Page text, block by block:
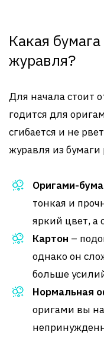
Какая
журавля?
Для начала стоит
годится для
сгибается и не
журавля из
Оригами-
тонкая и
яркий цвет, а
Картон –
однако он
больше
Нормальная
оригами вы